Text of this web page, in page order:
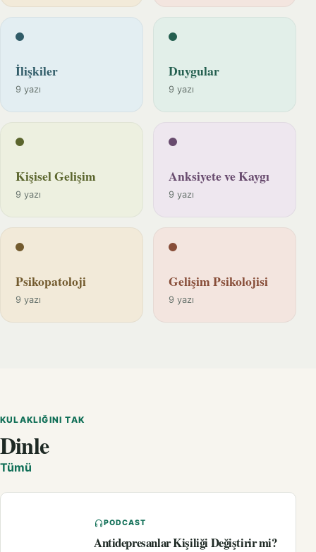
İlişkiler
9 yazı
Duygular
9 yazı
Kişisel Gelişim
9 yazı
Anksiyete ve Kaygı
9 yazı
Psikopatoloji
9 yazı
Gelişim Psikolojisi
9 yazı
KULAKLIĞINI TAK
Dinle
Tümü
PODCAST
Antidepresanlar Kişiliği Değiştirir mi?